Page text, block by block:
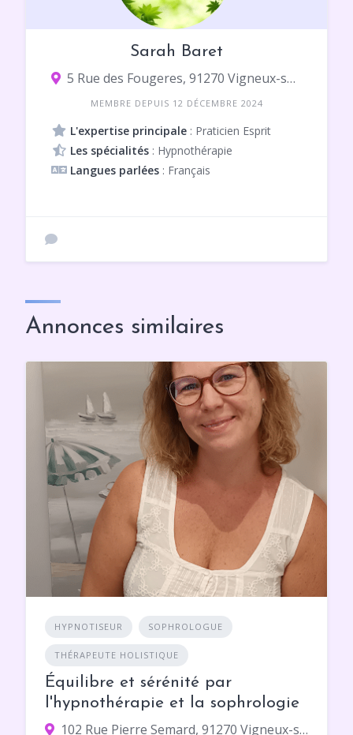
Sarah Baret
5 Rue des Fougeres, 91270 Vigneux-sur-Seine
MEMBRE DEPUIS 12 DÉCEMBRE 2024
L'expertise principale : Praticien Esprit
Les spécialités : Hypnothérapie
Langues parlées : Français
Annonces similaires
HYPNOTISEUR SOPHROLOGUE
THÉRAPEUTE HOLISTIQUE
Équilibre et sérénité par
l'hypnothérapie et la sophrologie
102 Rue Pierre Semard, 91270 Vigneux-sur-Seine